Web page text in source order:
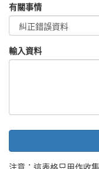
有關事情
輸入資料